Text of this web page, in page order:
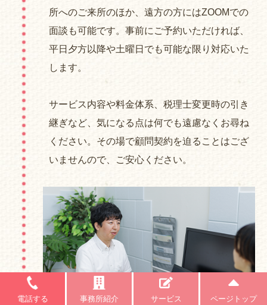
所へのご来所のほか、遠方の方にはZOOMでの
面談も可能です。事前にご予約いただければ、
平日夕方以降や土曜日でも可能な限り対応いた
します。
サービス内容や料金体系、税理士変更時の引き
継ぎなど、気になる点は何でも遠慮なくお尋ね
ください。その場で顧問契約を迫ることはござ
いませんので、ご安心ください。
電話する 事務所紹介 サービス ページトップ